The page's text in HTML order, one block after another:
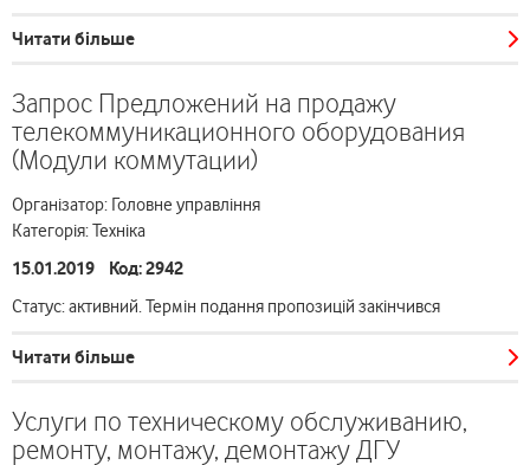
Читати більше
Запрос Предложений на продажу
телекоммуникационного оборудования
(Модули коммутации)
Організатор: Головне управління
Категорія: Техніка
15.01.2019 Код: 2942
Статус: активний. Термін подання пропозицій закінчився
Читати більше
Услуги по техническому обслуживанию,
ремонту, монтажу, демонтажу ДГУ